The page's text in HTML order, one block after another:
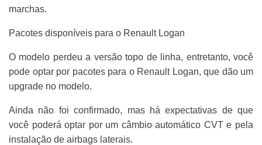
marchas.
Pacotes disponíveis para o Renault Logan
O modelo perdeu a versão topo de linha, entretanto, você
pode optar por pacotes para o Renault Logan, que dão um
upgrade no modelo.
Ainda não foi confirmado, mas há expectativas de que
você poderá optar por um câmbio automático CVT e pela
instalação de airbags laterais.